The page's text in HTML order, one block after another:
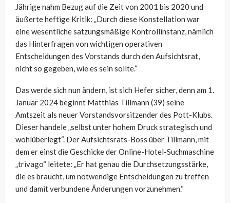
Jährige nahm Bezug auf die Zeit von 2001 bis 2020 und
äußerte heftige Kritik: „Durch diese Konstellation war
eine wesentliche satzungsmäßige Kontrollinstanz, nämlich
das Hinterfragen von wichtigen operativen
Entscheidungen des Vorstands durch den Aufsichtsrat,
nicht so gegeben, wie es sein sollte.“
Das werde sich nun ändern, ist sich Hefer sicher, denn am 1.
Januar 2024 beginnt Matthias Tillmann (39) seine
Amtszeit als neuer Vorstandsvorsitzender des Pott-Klubs.
Dieser handele „selbst unter hohem Druck strategisch und
wohlüberlegt“. Der Aufsichtsrats-Boss über Tillmann, mit
dem er einst die Geschicke der Online-Hotel-Suchmaschine
„trivago“ leitete: „Er hat genau die Durchsetzungsstärke,
die es braucht, um notwendige Entscheidungen zu treffen
und damit verbundene Änderungen vorzunehmen.“